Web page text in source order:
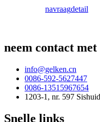
navraagdetail
neem contact met
info@gelken.cn
0086-592-5627447
0086-13515967654
1203-1, nr. 597
Snelle links